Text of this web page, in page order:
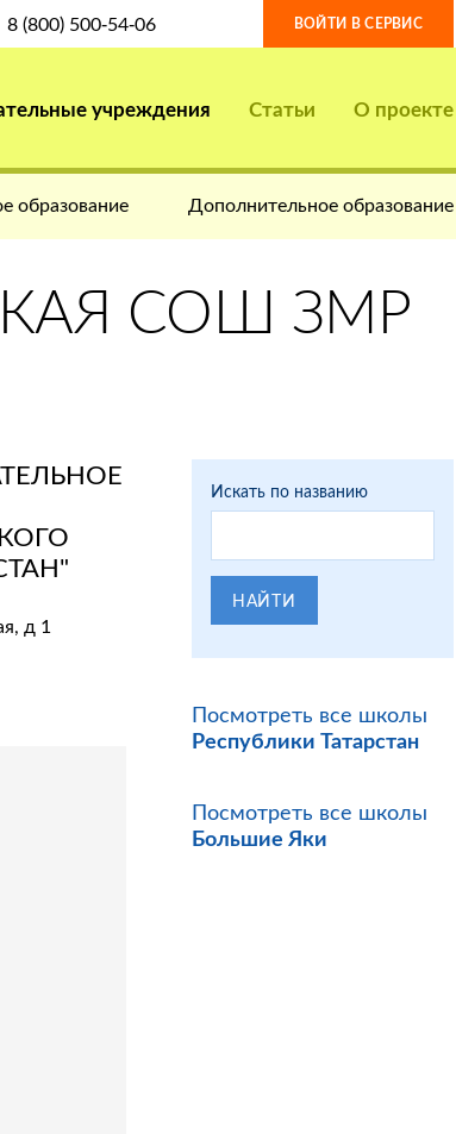
8 (800) 500-54-06 ВОЙТИ В СЕРВИС
учреждения Статьи О проекте
образование Дополнительное образование
СОШ ЗМР
д 1
Искать по названию
НАЙТИ
Посмотреть все школы
Республики Татарстан
Посмотреть все школы
Большие Яки